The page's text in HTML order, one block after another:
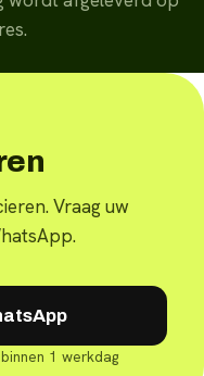
Vraag uw
1 werkdag